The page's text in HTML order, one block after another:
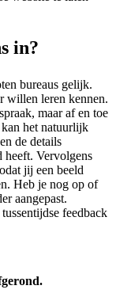
in?
bureaus gelijk.
willen leren kennen.
maar af en toe
het natuurlijk
de details
heeft. Vervolgens
jij een beeld
Heb je nog op of
aangepast.
feedback